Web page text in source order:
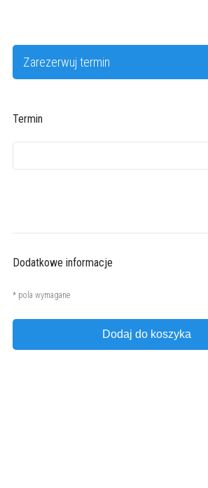
Zarezerwuj termin
Termin
Dodatkowe informacje
* pola wymagane
Dodaj do koszyka